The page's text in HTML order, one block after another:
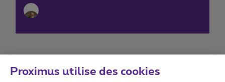
Proximus utilise des cookies